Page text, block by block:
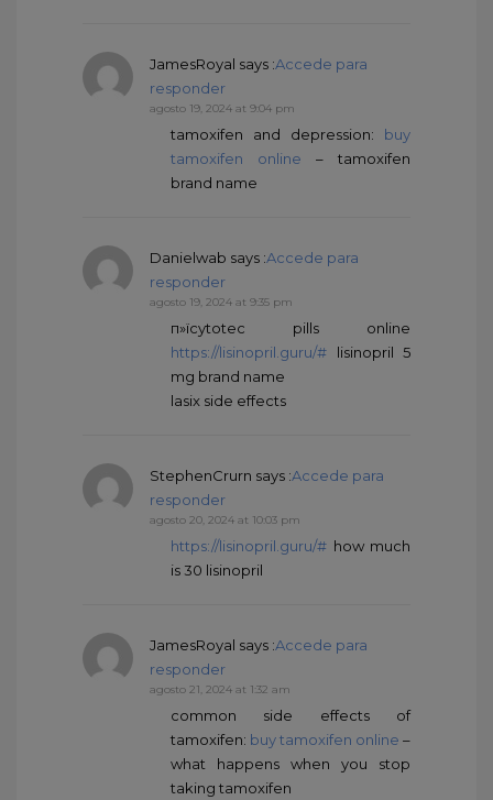
JamesRoyal says :Accede para
responder
agosto 19, 2024 at 9:04 pm
tamoxifen and depression: buy
tamoxifen online – tamoxifen
brand name
Danielwab says :Accede para
responder
agosto 19, 2024 at 9:35 pm
п»їcytotec pills online
https://lisinopril.guru/# lisinopril 5
mg brand name
lasix side effects
StephenCrurn says :Accede para
responder
agosto 20, 2024 at 10:03 pm
https://lisinopril.guru/# how much
is 30 lisinopril
JamesRoyal says :Accede para
responder
agosto 21, 2024 at 1:32 am
common side effects of
tamoxifen: buy tamoxifen online –
what happens when you stop
taking tamoxifen